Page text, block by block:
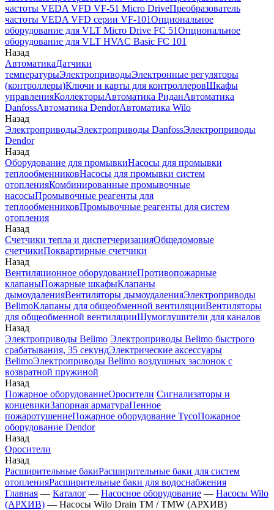
частоты VEDA VFD VF-51 Micro DriveПреобразователь
частоты VEDA VFD серии VF-101Опциональное
оборудование для VLT Micro Drive FC 51Опциональное
оборудование для VLT HVAC Basic FC 101
Назад
АвтоматикаДатчики
температурыЭлектроприводыЭлектронные регуляторы
(контроллеры)Ключи и карты для контроллеровШкафы
управленияКоллекторыАвтоматика РиданАвтоматика
DanfossАвтоматика DendorАвтоматика Wilo
Назад
ЭлектроприводыЭлектроприводы DanfossЭлектроприводы
Dendor
Назад
Оборудование для промывкиНасосы для промывки
теплообменниковНасосы для промывки систем
отопленияКомбинированные промывочные
насосыПромывочные реагенты для
теплообменниковПромывочные реагенты для систем
отопления
Назад
Счетчики тепла и диспетчеризацияОбщедомовые
счетчикиПоквартирные счетчики
Назад
Вентиляционное оборудованиеПротивопожарные
клапаныПожарные шкафыКлапаны
дымоудаленияВентиляторы дымоудаленияЭлектроприводы
BelimoКлапаны для общеобменной вентиляцииВентиляторы
для общеобменной вентиляцииШумоглушители для каналов
Назад
Электроприводы Belimo Электроприводы Belimo быстрого
срабатывания, 35 секундЭлектрические аксессуары
BelimoЭлектроприводы Belimo воздушных заслонок c
возвратной пружиной
Назад
Пожарное оборудованиеОросители Сигнализаторы и
концевикиЗапорная арматураПенное
пожаротушениеПожарное оборудование TycoПожарное
оборудование Dendor
Назад
Оросители
Назад
Расширительные бакиРасширительные баки для систем
отопленияРасширительные баки для водоснабжения
Главная — Каталог — Насосное оборудование — Насосы Wilo
(АРХИВ) — Насосы Wilo Drain TM / TMW (АРХИВ)